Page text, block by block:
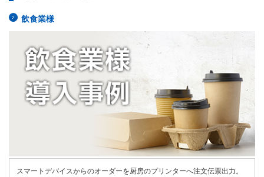
飲食業様
スマートデバイスからのオーダーを厨房のプリンターへ注文伝票出力。